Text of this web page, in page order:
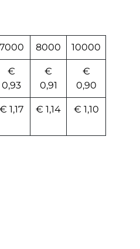
7000 8000 10000
€
0,93
€
0,91
€
0,90
€ 1,17 € 1,14 € 1,10